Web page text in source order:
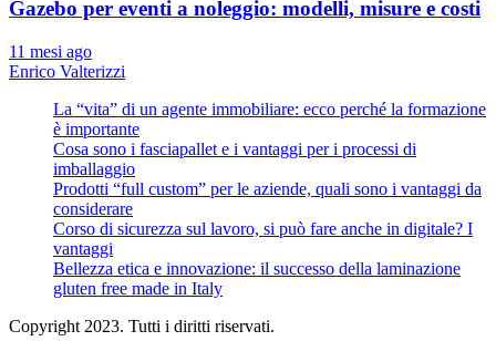
Gazebo per eventi a noleggio: modelli, misure e costi
11 mesi ago
Enrico Valterizzi
La “vita” di un agente immobiliare: ecco perché la formazione
è importante
Cosa sono i fasciapallet e i vantaggi per i processi di
imballaggio
Prodotti “full custom” per le aziende, quali sono i vantaggi da
considerare
Corso di sicurezza sul lavoro, si può fare anche in digitale? I
vantaggi
Bellezza etica e innovazione: il successo della laminazione
gluten free made in Italy
Copyright 2023. Tutti i diritti riservati.